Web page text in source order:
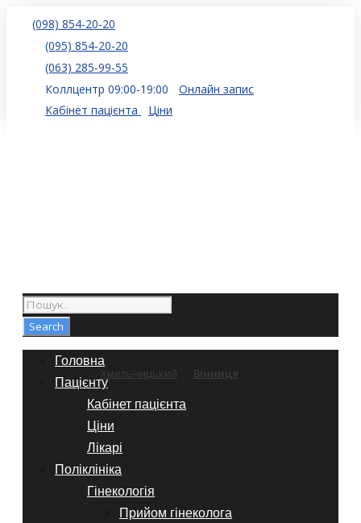
(098) 854-20-20
(095) 854-20-20
(063) 285-99-55
Коллцентр 09:00-19:00
Онлайн запис
Кабінет пацієнта
Ціни
Хмельницький Вінниця
Головна
Пацієнту
Кабінет пацієнта
Ціни
Лікарі
Поліклініка
Гінекологія
Прийом гінеколога